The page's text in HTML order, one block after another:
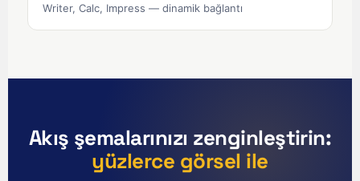
Writer, Calc, Impress — dinamik bağlantı
Akış şemalarınızı zenginleştirin:
yüzlerce görsel ile
简体中文
Русский
English (Canada)